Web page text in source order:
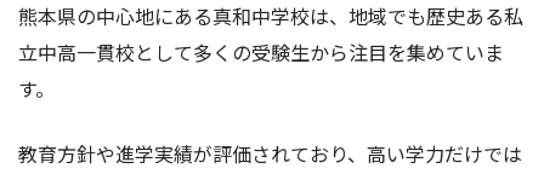
熊本県の中心地にある真和中学校は、地域でも歴史ある私
立中高一貫校として多くの受験生から注目を集めていま
す。
教育方針や進学実績が評価されており、高い学力だけでは